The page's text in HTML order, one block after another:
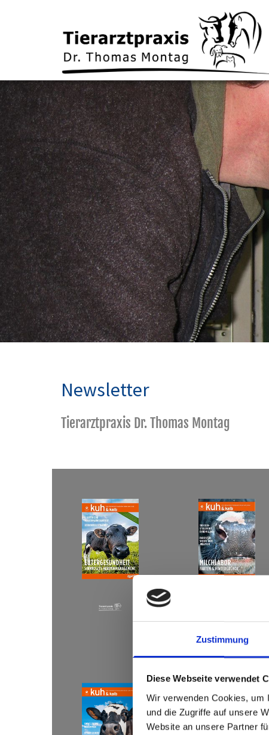
Zustimmung
Diese Webseite verwendet
Wir verwenden Cookies, um
und die Zugriffe auf unsere
Website an unsere Partner
Newsletter
Tierarztpraxis Dr. Thomas Montag